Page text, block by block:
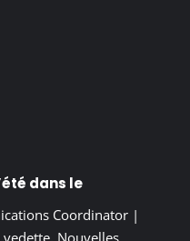
dans le
Coordinator|